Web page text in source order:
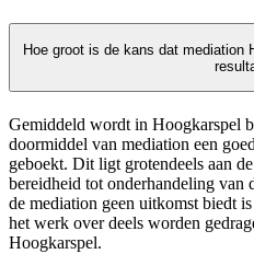
Hoe groot is de kans dat mediation
Gemiddeld wordt in Hoogkarspel
doormiddel van mediation een
geboekt. Dit ligt grotendeels aan
bereidheid tot onderhandeling van
de mediation geen uitkomst biedt
het werk over deels worden
Hoogkarspel.